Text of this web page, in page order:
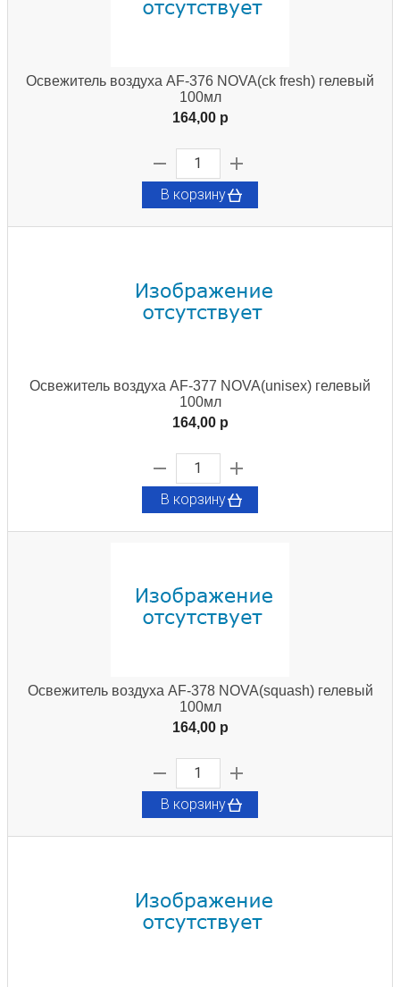
Освежитель воздуха AF-376 NOVA(ck fresh) гелевый
100мл
164,00 p
В корзину
Освежитель воздуха AF-377 NOVA(unisex) гелевый
100мл
164,00 p
В корзину
Освежитель воздуха AF-378 NOVA(squash) гелевый
100мл
164,00 p
В корзину